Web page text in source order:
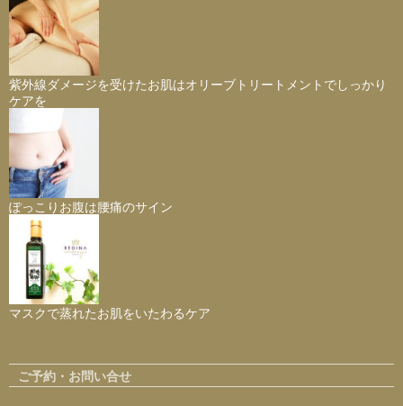
紫外線ダメージを受けたお肌はオリーブトリートメントでしっかり
ケアを
ぽっこりお腹は腰痛のサイン
マスクで蒸れたお肌をいたわるケア
ご予約・お問い合せ